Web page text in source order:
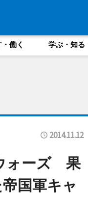
働く 学ぶ・知る
2014.11.12
ォーズ 果
国軍キャ